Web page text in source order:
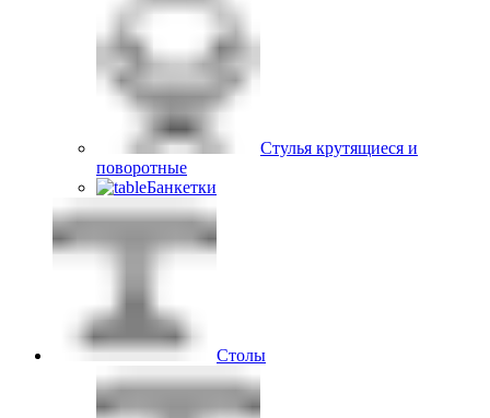
Стулья крутящиеся и
поворотные
Банкетки
Столы